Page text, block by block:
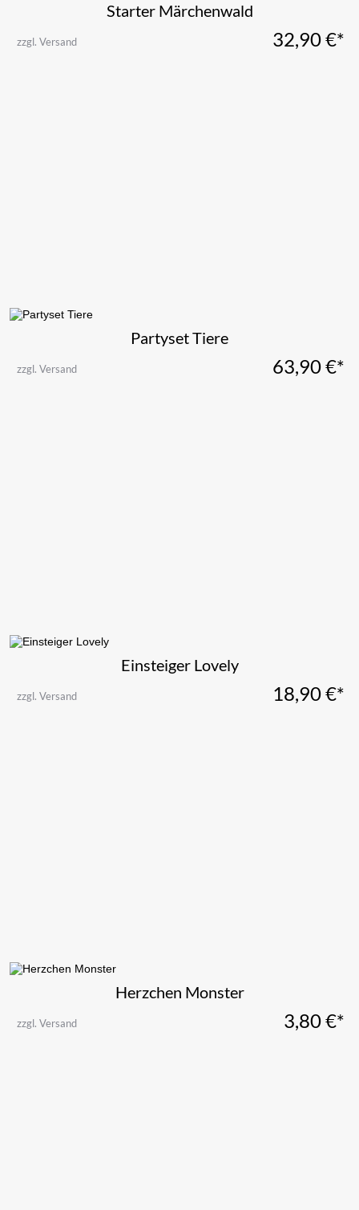
Starter Märchenwald
zzgl. Versand 32,90€*
Partyset Tiere
zzgl. Versand 63,90€*
Einsteiger Lovely
zzgl. Versand 18,90€*
Herzchen Monster
zzgl. Versand 3,80€*